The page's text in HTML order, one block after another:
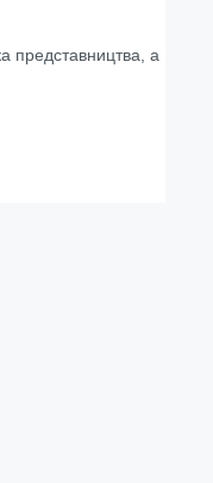
представництва, а